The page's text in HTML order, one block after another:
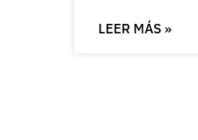
LEER MÁS »